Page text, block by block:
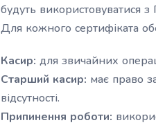
будуть використовуватися
Для кожного сертифіката
Касир: для звичайних
Старший касир: має право
відсутності.
Припинення роботи: